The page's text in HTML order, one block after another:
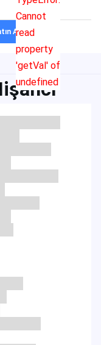
Cannot
read
property
'getVal' of
undefined
Alın